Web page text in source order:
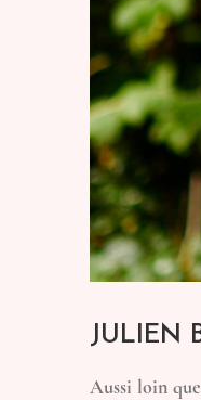
JULIEN
Aussi loin